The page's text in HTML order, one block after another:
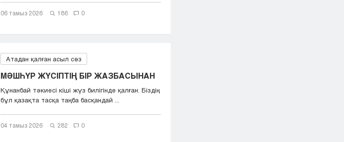
06 тамыз 2026 186 0
Атадан қалған асыл сөз
МӘШҺҮР ЖҮСІПТІҢ БІР ЖАЗБАСЫНАН
Құнанбай тәкиесі кіші жүз билігінде қалған. Біздің
бұл қазақта тасқа таңба басқандай ...
04 тамыз 2026 282 0